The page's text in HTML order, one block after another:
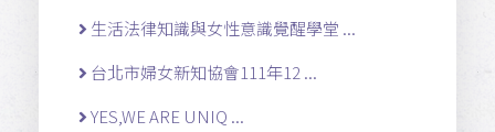
生活法律知識與女性意識覺醒學堂 ...
台北市婦女新知協會111年12 ...
YES,WE ARE UNIQ ...